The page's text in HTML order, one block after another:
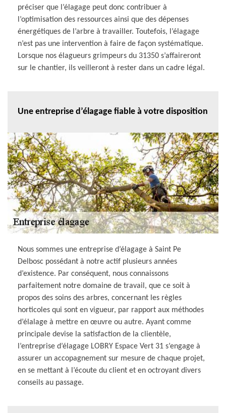
préciser que l’élagage peut donc contribuer à
l’optimisation des ressources ainsi que des dépenses
énergétiques de l’arbre à travailler. Toutefois, l’élagage
n’est pas une intervention à faire de façon systématique.
Lorsque nos élagueurs grimpeurs du 31350 s’affaireront
sur le chantier, ils veilleront à rester dans un cadre légal.
Une entreprise d’élagage fiable à votre disposition
Nous sommes une entreprise d’élagage à Saint Pe
Delbosc possédant à notre actif plusieurs années
d’existence. Par conséquent, nous connaissons
parfaitement notre domaine de travail, que ce soit à
propos des soins des arbres, concernant les règles
horticoles qui sont en vigueur, par rapport aux méthodes
d’élalage à mettre en œuvre ou autre. Ayant comme
principale devise la satisfaction de la clientèle,
l’entreprise d’élagage LOBRY Espace Vert 31 s’engage à
assurer un accopagnement sur mesure de chaque projet,
en se mettant à l’écoute du client et en octroyant divers
conseils au passage.